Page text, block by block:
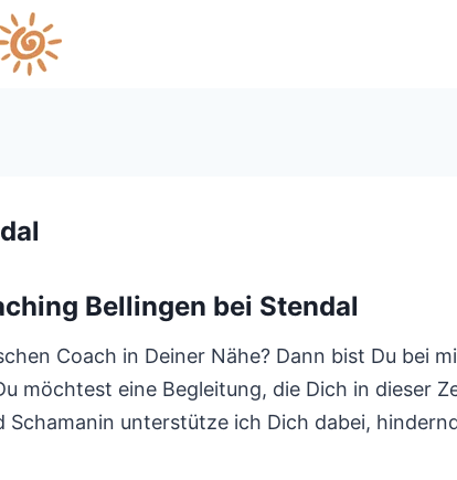
Bellingen bei Stendal
Coach in Deiner Nähe? Dann bist Du bei
möchtest eine Begleitung, die Dich in dieser
Schamanin unterstütze ich Dich dabei,